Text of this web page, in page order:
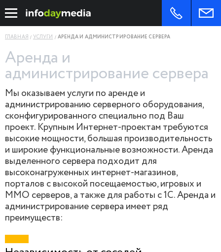
ГЛАВНАЯ УСЛУГИ АРЕНДА И АДМИНИСТРИРОВАНИЕ СЕРВЕРА
Аренда и
администрирование сервера
Мы оказываем услуги по аренде и
администрированию серверного оборудования,
сконфигурированного специально под Ваш
проект. Крупным Интернет-проектам требуются
высокие мощности, большая производительность
и широкие функциональные возможности. Аренда
выделенного сервера подходит для
высоконагруженных интернет-магазинов,
порталов с высокой посещаемостью, игровых и
MMO серверов, а также для работы с 1С. Аренда и
администрирование сервера имеет ряд
преимуществ: